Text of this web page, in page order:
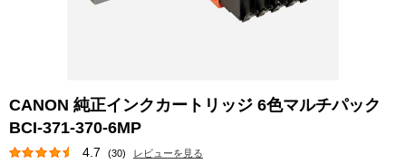
CANON 純正インクカートリッジ 6色マルチパック
BCI-371-370-6MP
4.7 (30) レビューを見る